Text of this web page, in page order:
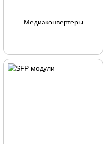
Медиаконвертеры